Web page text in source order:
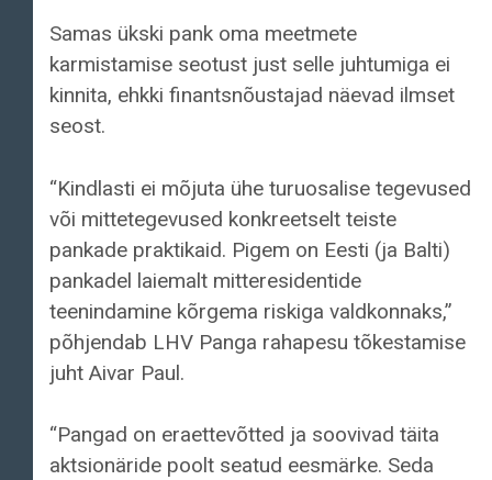
Samas ükski pank oma meetmete
karmistamise seotust just selle juhtumiga ei
kinnita, ehkki finantsnõustajad näevad ilmset
seost.
“Kindlasti ei mõjuta ühe turuosalise tegevused
või mittetegevused konkreetselt teiste
pankade praktikaid. Pigem on Eesti (ja Balti)
pankadel laiemalt mitteresidentide
teenindamine kõrgema riskiga valdkonnaks,”
põhjendab LHV Panga rahapesu tõkestamise
juht Aivar Paul.
“Pangad on eraettevõtted ja soovivad täita
aktsionäride poolt seatud eesmärke. Seda